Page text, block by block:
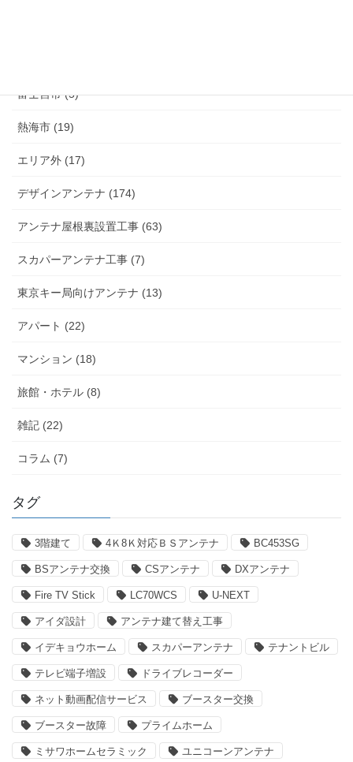
富士宮市 (5)
熱海市 (19)
エリア外 (17)
デザインアンテナ (174)
アンテナ屋根裏設置工事 (63)
スカパーアンテナ工事 (7)
東京キー局向けアンテナ (13)
アパート (22)
マンション (18)
旅館・ホテル (8)
雑記 (22)
コラム (7)
タグ
3階建て 4Ｋ8Ｋ対応ＢＳアンテナ BC453SG
BSアンテナ交換 CSアンテナ DXアンテナ
Fire TV Stick LC70WCS U-NEXT
アイダ設計 アンテナ建て替え工事
イデキョウホーム スカパーアンテナ テナントビル
テレビ端子増設 ドライブレコーダー
ネット動画配信サービス ブースター交換
ブースター故障 プライムホーム
ミサワホームセラミック ユニコーンアンテナ